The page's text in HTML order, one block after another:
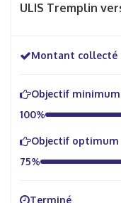
ULIS Tremplin
Montant collecté
Objectif minimum
100%
Objectif optimum
75%
Terminé